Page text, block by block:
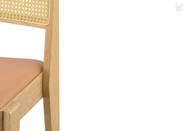
Image zoomed out, normal view